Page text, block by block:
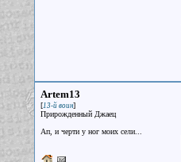
Artem13
[13-й воин]
Прирожденный Джаец
Ап, и черти у ног моих сели...